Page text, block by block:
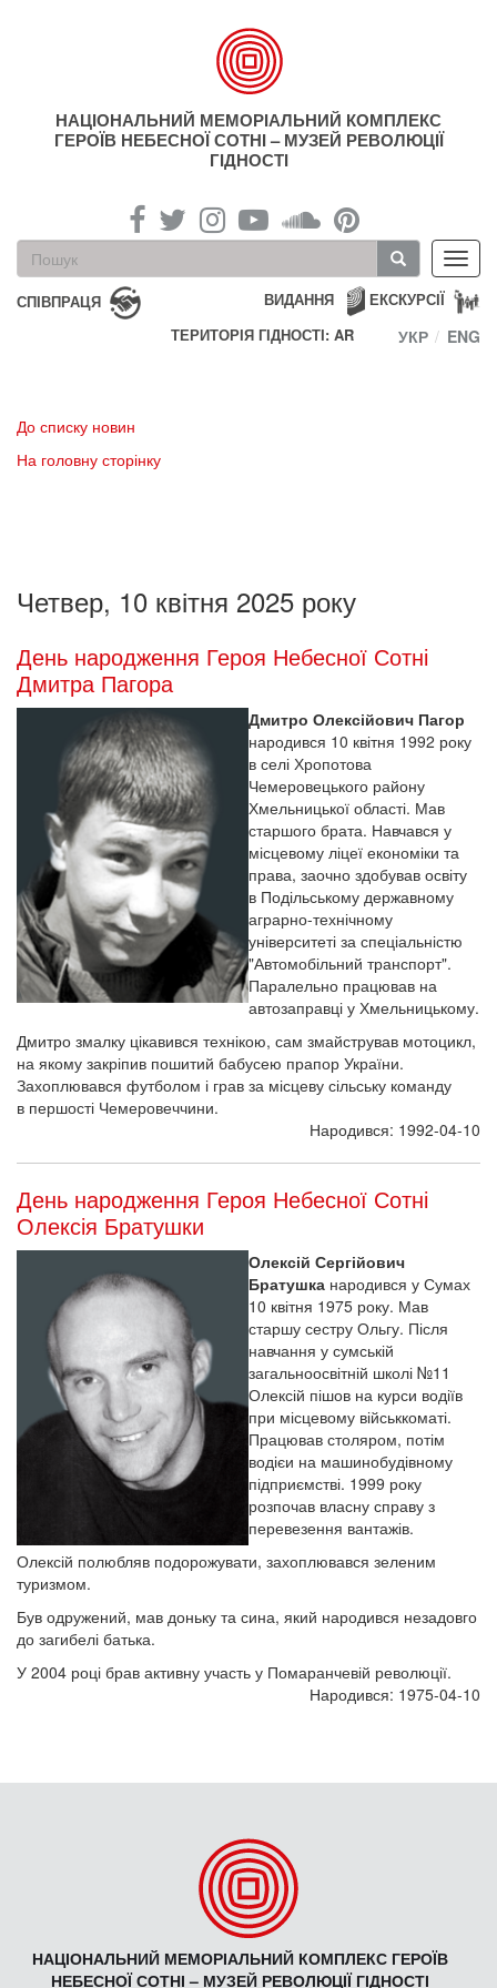
НАЦІОНАЛЬНИЙ МЕМОРІАЛЬНИЙ КОМПЛЕКС
ГЕРОЇВ НЕБЕСНОЇ СОТНІ – МУЗЕЙ РЕВОЛЮЦІЇ
ГІДНОСТІ
Пошукова
форма
Пошук
СПІВПРАЦЯ ЕКСКУРСІЇ
ВИДАННЯ
ТЕРИТОРІЯ ГІДНОСТІ: AR
УКР ENG
До списку новин
На головну сторінку
Четвер, 10 квітня 2025 року
День народження Героя Небесної Сотні
Дмитра Пагора
Дмитро Олексійович Пагор
народився 10 квітня 1992 року
в селі Хропотова
Чемеровецького району
Хмельницької області. Мав
старшого брата. Навчався у
місцевому ліцеї економіки та
права, заочно здобував освіту
в Подільському державному
аграрно-технічному
університеті за спеціальністю
"Автомобільний транспорт".
Паралельно працював на
автозаправці у Хмельницькому.
Дмитро змалку цікавився технікою, сам змайстрував мотоцикл,
на якому закріпив пошитий бабусею прапор України.
Захоплювався футболом і грав за місцеву сільську команду
в першості Чемеровеччини.
Народився: 1992-04-10
День народження Героя Небесної Сотні
Олексія Братушки
Олексій Сергійович
Братушка народився у Сумах
10 квітня 1975 року. Мав
старшу сестру Ольгу. Після
навчання у сумській
загальноосвітній школі №11
Олексій пішов на курси водіїв
при місцевому військкоматі.
Працював столяром, потім
водієи на машинобудівному
підприємстві. 1999 року
розпочав власну справу з
перевезення вантажів.
Олексій полюбляв подорожувати, захоплювався зеленим
туризмом.
Був одружений, мав доньку та сина, який народився незадовго
до загибелі батька.
У 2004 році брав активну участь у Помаранчевій революції.
Народився: 1975-04-10
НАЦІОНАЛЬНИЙ МЕМОРІАЛЬНИЙ КОМПЛЕКС ГЕРОЇВ
НЕБЕСНОЇ СОТНІ – МУЗЕЙ РЕВОЛЮЦІЇ ГІДНОСТІ